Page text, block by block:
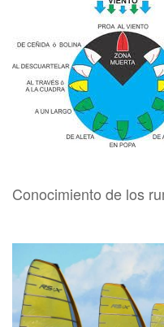
Conocimiento de los